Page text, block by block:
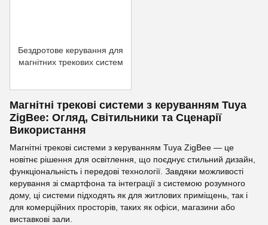
Магнітні трекові системи з керуванням Tuya
ZigBee: Огляд, Світильники та Сценарії
Використання
Магнітні трекові системи з керуванням Tuya ZigBee — це
новітнє рішення для освітлення, що поєднує стильний дизайн,
функціональність і передові технології. Завдяки можливості
керування зі смартфона та інтеграції з системою розумного
дому, ці системи підходять як для житлових приміщень, так і
для комерційних просторів, таких як офіси, магазини або
виставкові зали.
Бездротове керування для
магнітних трекових систем